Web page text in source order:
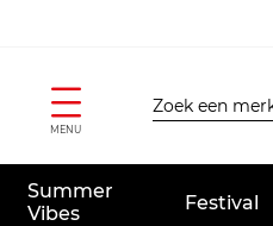
MENU
Summer
Vibes
Festival